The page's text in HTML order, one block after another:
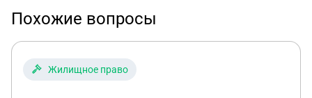
Похожие вопросы
Жилищное право